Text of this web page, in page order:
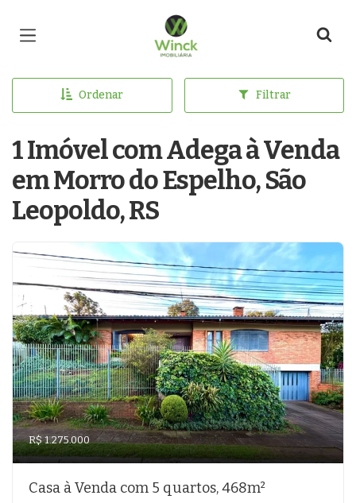
Página inicial
Ordenar Filtrar
1 Imóvel com Adega à Venda
em Morro do Espelho, São
Leopoldo, RS
R$ 1.275.000
Casa à Venda com 5 quartos, 468m²